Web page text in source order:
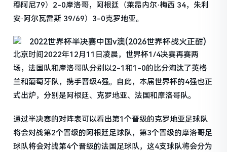
穆阿尼79）2-0摩洛哥，阿根廷（莱昂内尔·梅西 34，朱利
安·阿尔瓦雷斯 39/69）3-0克罗地亚。
北京时间2022年12月11日凌晨，世界杯1/4决赛再赛两
场，法国队和摩洛哥队分别以2-1和1-0的比分淘汰了英格
兰和葡萄牙队，携手晋级4强。自此，本届世界杯的4强也正
式出炉，分别是阿根廷、克罗地亚、法国和摩洛哥队。
通过半决赛的对阵表可以看出第1个晋级的克罗地亚足球队
将会对战第2个晋级的阿根廷足球队，第3个晋级的摩洛哥足
球队将会对战第4个晋级的法国足球队，这4支球队将会分为